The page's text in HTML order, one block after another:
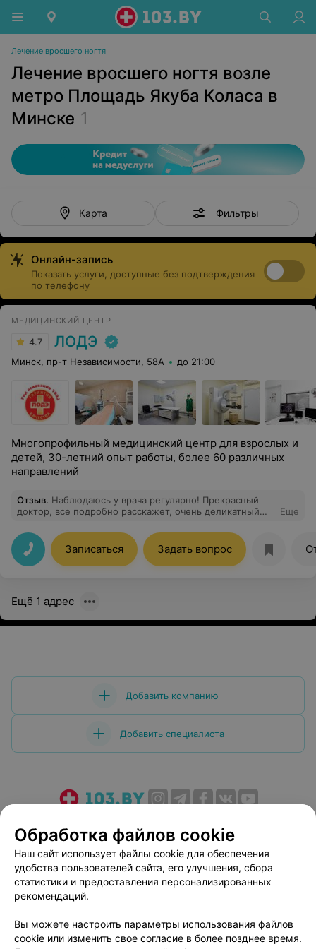
Лечение вросшего ногтя
Лечение вросшего ногтя возле
метро Площадь Якуба Коласа в
Минске 1
Карта Фильтры
Онлайн-запись
Показать услуги, доступные без подтверждения
по телефону
МЕДИЦИНСКИЙ ЦЕНТР
4.7 ЛОДЭ
Минск, пр-т Независимости, 58А до 21:00
Многопрофильный медицинский центр для взрослых и
детей, 30-летний опыт работы, более 60 различных
направлений
Отзыв. Наблюдаюсь у врача регулярно! Прекрасный
доктор, все подробно расскажет, очень деликатный
Еще
Записаться Задать вопрос
Ещё 1 адрес
Добавить компанию
Добавить специалиста
Медицинский маркетинг
Публичный договор
Пользовательское соглашение
Способы оплаты
Вакансии
Партнеры
Написать руководителю 103.by
Персональные настройки cookie
Обработка файлов cookie
Наш сайт использует файлы cookie для обеспечения
удобства пользователей сайта, его улучшения, сбора
статистики и предоставления персонализированных
рекомендаций.
Вы можете настроить параметры использования файлов
cookie или изменить свое согласие в более позднее время.